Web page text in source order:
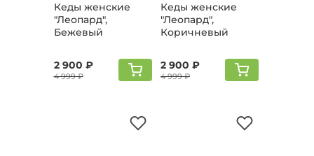
Кеды женские
"Леопард",
Бежевый
2 900 ₽
4 999 ₽
Кеды женские
"Леопард",
Коричневый
2 900 ₽
4 999 ₽